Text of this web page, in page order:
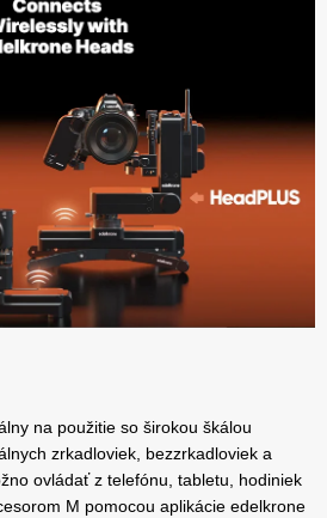
na použitie so širokou škálou
zrkadloviek, bezzrkadloviek a
ovládať z telefónu, tabletu, hodiniek
M pomocou aplikácie edelkrone